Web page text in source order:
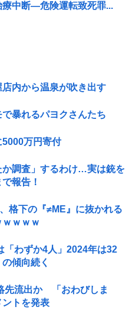
中断―危険運転致死罪...
内から温泉が吹き出す
暴れるパヨクさんたち
5000万円寄付
調査」するわけ…実は銃を
報告！
格下の『≠ME』に抜かれる
ｗｗｗ
「わずか4人」2024年は32
傾向続く
先流出か 「おわびしま
トを発表